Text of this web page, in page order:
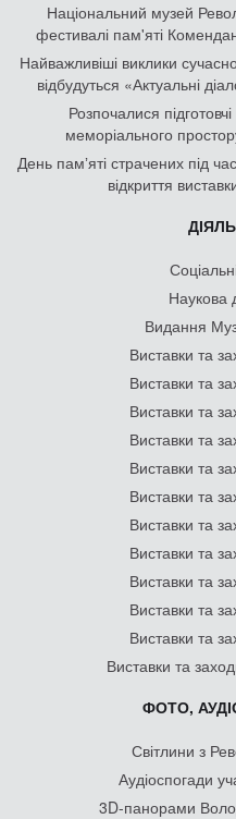
Національний музей
фестивалі пам'яті
Найважливіші виклики
відбудуться «Актуальні
Розпочалися
меморіального
День памʼяті страчених під
відкриття
Наукова
Видання
Виставки та
Виставки та
Виставки та
Виставки та
Виставки та
Виставки та
Виставки та
Виставки та
Виставки та
Виставки та
Виставки та
Виставки та
ФОТО,
Світлини з
Аудіоспогади
3D-панорами